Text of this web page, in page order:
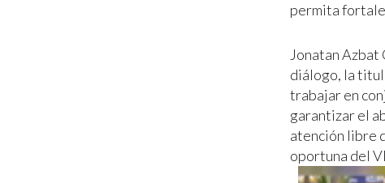
permita
Jonatan Azbat
diálogo, la
trabajar en
garantizar el
atención libre
oportuna del